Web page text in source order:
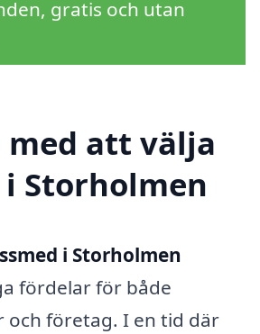
gratis och utan
med att välja
Storholmen
i Storholmen
fördelar för både
och företag. I en tid där